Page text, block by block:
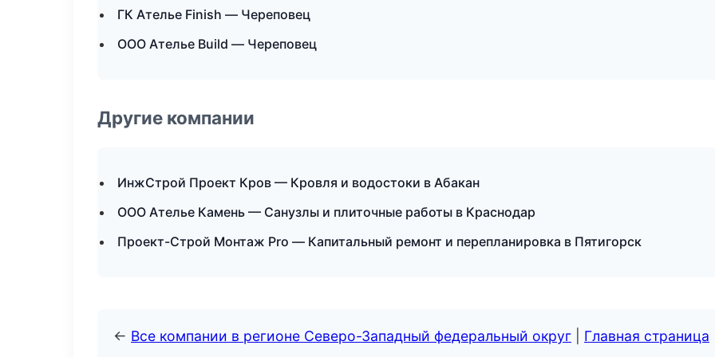
ГК Ателье Finish — Череповец
ООО Ателье Build — Череповец
Другие компании
ИнжСтрой Проект Кров — Кровля и водостоки в Абакан
ООО Ателье Камень — Санузлы и плиточные работы в Краснодар
Проект-Строй Монтаж Pro — Капитальный ремонт и перепланировка в Пятигорск
← Все компании в регионе Северо-Западный федеральный округ Главная страница